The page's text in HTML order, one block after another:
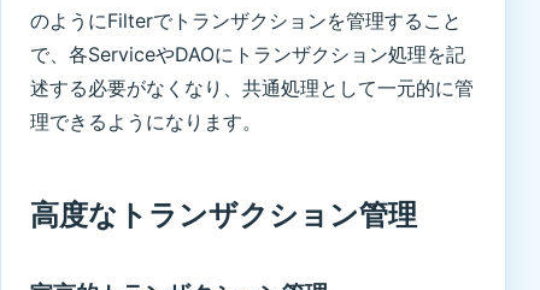
のようにFilterでトランザクションを管理すること
で、各ServiceやDAOにトランザクション処理を記
述する必要がなくなり、共通処理として一元的に管
理できるようになります。
高度なトランザクション管理